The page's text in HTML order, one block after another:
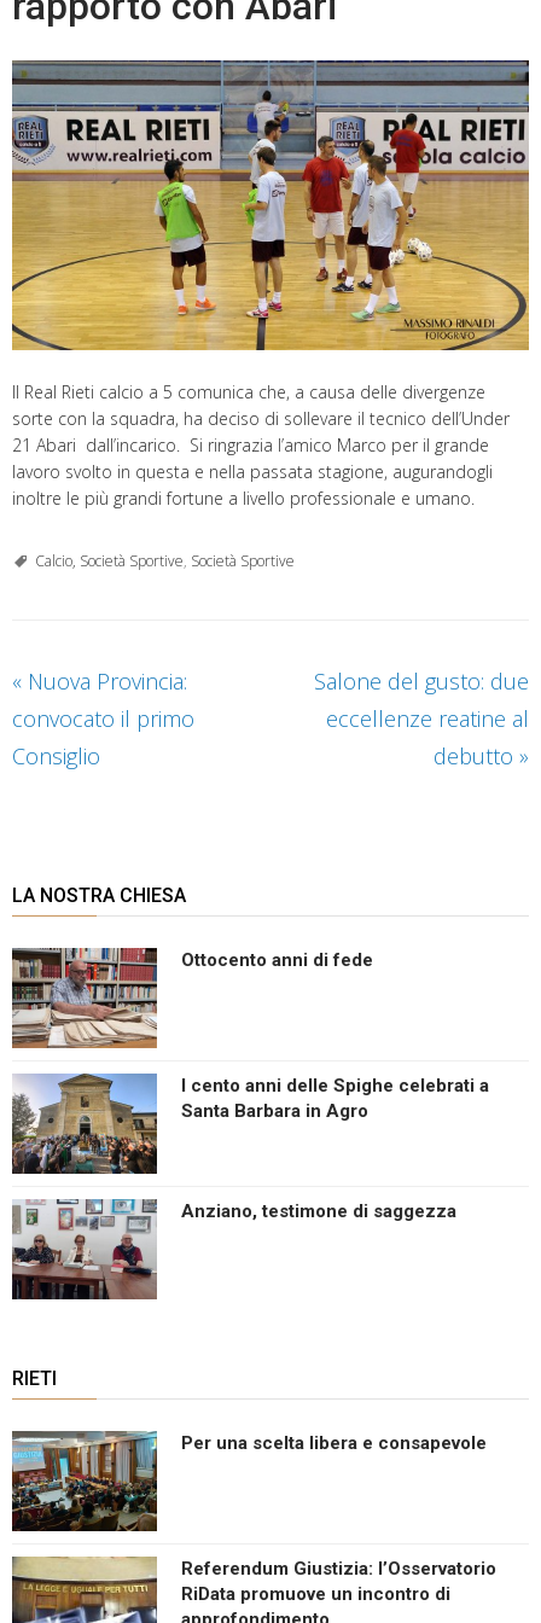
Il Real Rieti calcio a 5 comunica che, a causa delle divergenze
sorte con la squadra, ha deciso di sollevare il tecnico dell’Under
21 Abari dall’incarico. Si ringrazia l’amico Marco per il grande
lavoro svolto in questa e nella passata stagione, augurandogli
inoltre le più grandi fortune a livello professionale e umano.
Calcio, Società Sportive, Società Sportive
« Nuova Provincia:
convocato il primo
Consiglio
Salone del gusto: due
eccellenze reatine al
debutto »
LA NOSTRA CHIESA
Ottocento anni di fede
I cento anni delle Spighe celebrati a
Santa Barbara in Agro
Anziano, testimone di saggezza
RIETI
Per una scelta libera e consapevole
Referendum Giustizia: l’Osservatorio
RiData promuove un incontro di